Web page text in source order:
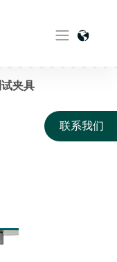
夹具
联系我们